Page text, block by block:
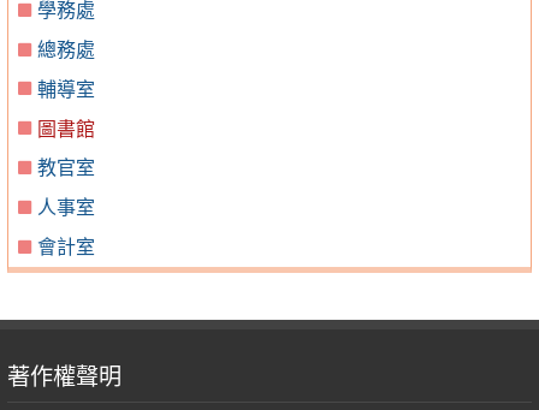
學務處
總務處
輔導室
圖書館
教官室
人事室
會計室
著作權聲明